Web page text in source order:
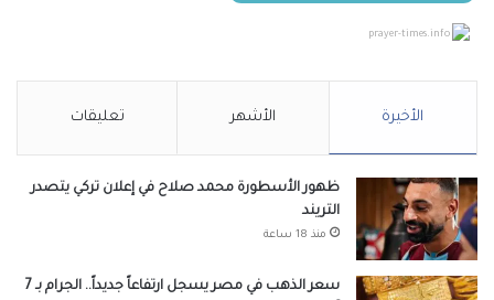
prayer-times.info
الأخيرة الأشهر تعليقات
ظهور الأسطورة محمد صلاح في إعلان تركي يتصدر
التريند
منذ 18 ساعة
سعر الذهب في مصر يسجل ارتفاعاً جديداً.. الجرام بـ 7